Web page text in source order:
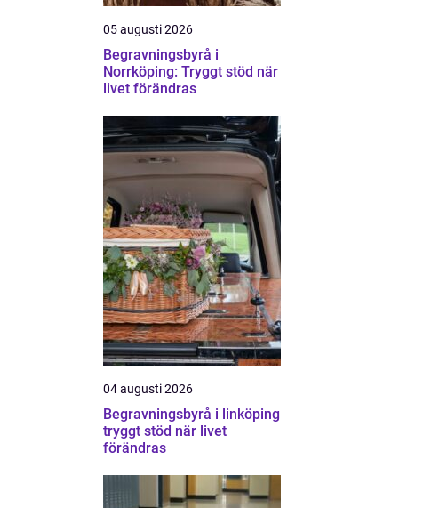
05 augusti 2026
Begravningsbyrå i
Norrköping: Tryggt stöd när
livet förändras
04 augusti 2026
Begravningsbyrå i linköping
tryggt stöd när livet
förändras